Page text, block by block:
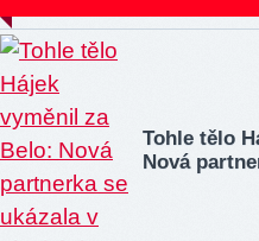
Tohle tělo
Nová